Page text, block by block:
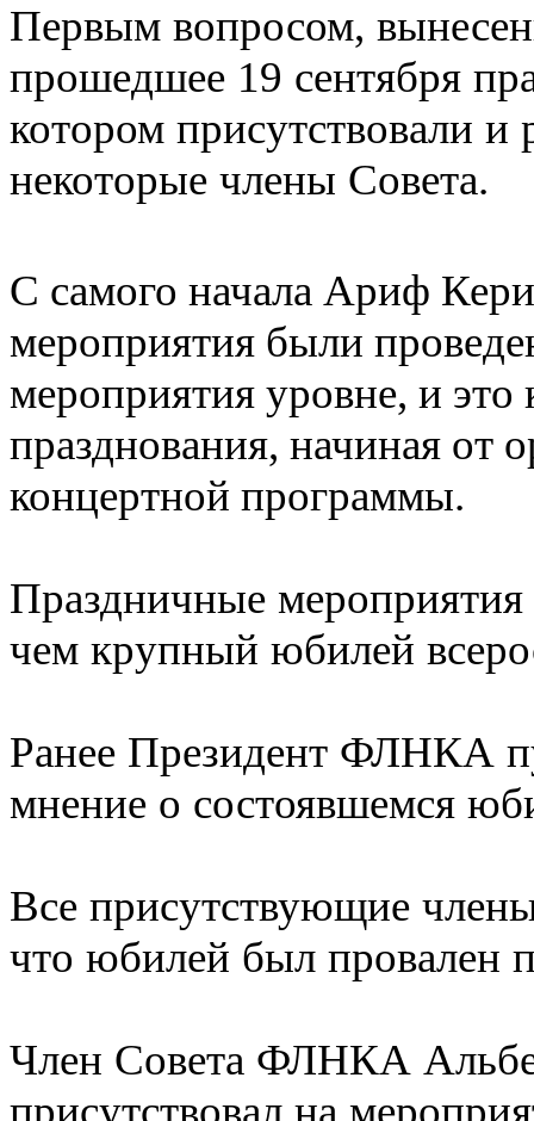
Первым вопросом,
прошедшее 19 сентября
котором присутствовали
некоторые члены Совета.
С самого начала Ариф
мероприятия были
мероприятия уровне, и это
празднования, начиная от
концертной программы.
Праздничные мероприятия
чем крупный юбилей
Ранее Президент ФЛНКА
мнение о состоявшемся
Все присутствующие
что юбилей был провален
Член Совета ФЛНКА